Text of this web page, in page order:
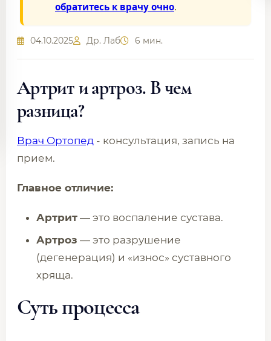
обратитесь к врачу очно.
04.10.2025 Др. Лаб 6 мин.
Артрит и артроз. В чем
разница?
Врач Ортопед - консультация, запись на
прием.
Главное отличие:
Артрит — это воспаление сустава.
Артроз — это разрушение
(дегенерация) и «износ» суставного
хряща.
Суть процесса